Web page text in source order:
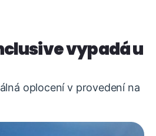
vypadá u
oplocení v provedení na